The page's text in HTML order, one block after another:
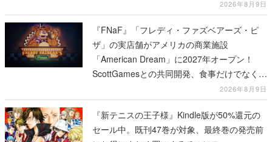
2026年8月9日
『FNaF』「フレディ・ファズベアーズ・ピ
ザ」の実店舗がアメリカの商業施設
「American Dream」に2027年オープン！
ScottGamesとの共同開発、食事だけでなくス
テージショーや没入型のホラー体験も楽しめ
る
2026年8月9日
『新テニスの王子様』Kindle版が50%還元の
セール中。既刊47巻が対象、最終巻の発売前